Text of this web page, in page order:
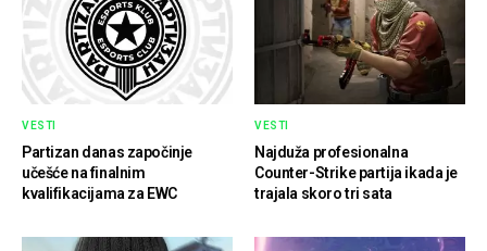
VESTI
Partizan danas započinje
učešće na finalnim
kvalifikacijama za EWC
VESTI
Najduža profesionalna
Counter-Strike partija ikada je
trajala skoro tri sata